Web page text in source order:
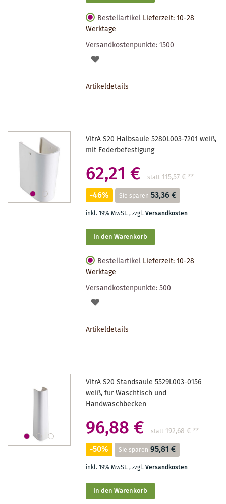
Bestellartikel Lieferzeit: 10-28
Werktage
Versandkostenpunkte:1500
AUF
Artikeldetails
VitrA S20 Halbsäule 5280L003-7201 weiß,
mit Federbefestigung
62,21 € statt 115,57 €**
-46% Sie sparen 53,36 €
inkl. 19% MwSt.,zzgl.Versandkosten
In den Warenkorb
Bestellartikel Lieferzeit: 10-28
Werktage
Versandkostenpunkte:500
AUF
Artikeldetails
VitrA S20 Standsäule 5529L003-0156
weiß, für Waschtisch und
Handwaschbecken
96,88 € statt 192,68 €**
-50% Sie sparen 95,81 €
inkl. 19% MwSt.,zzgl.Versandkosten
In den Warenkorb